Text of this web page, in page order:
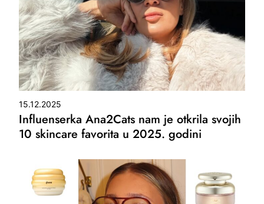
15.12.2025
Influenserka Ana2Cats nam je otkrila svojih
10 skincare favorita u 2025. godini